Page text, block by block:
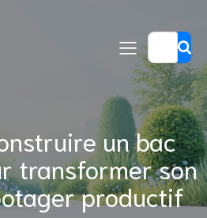
un bac
transformer son
productif